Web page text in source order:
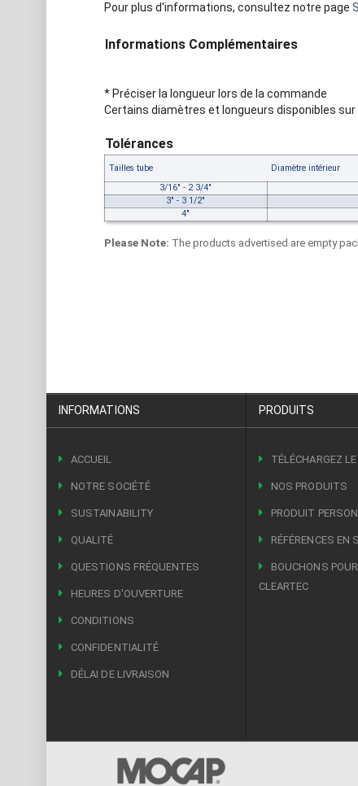
Pour plus d'informations, consultez notre page
Informations Complémentaires
* Préciser la longueur lors de la commande
Certains diamètres et longueurs disponibles sur
Tolérances
Tailles tube Diamètre intérieur
3/16" - 2 3/4"
3" - 3 1/2"
4"
Please Note: The products advertised are empty
INFORMATIONS
ACCUEIL
NOTRE SOCIÉTÉ
SUSTAINABILITY
QUALITÉ
QUESTIONS FRÉQUENTES
HEURES D'OUVERTURE
CONDITIONS
CONFIDENTIALITÉ
DÉLAI DE LIVRAISON
PRODUITS
TÉLÉCHARGEZ
NOS PRODUITS
PRODUIT
RÉFÉRENCES EN
BOUCHONS
CLEARTEC